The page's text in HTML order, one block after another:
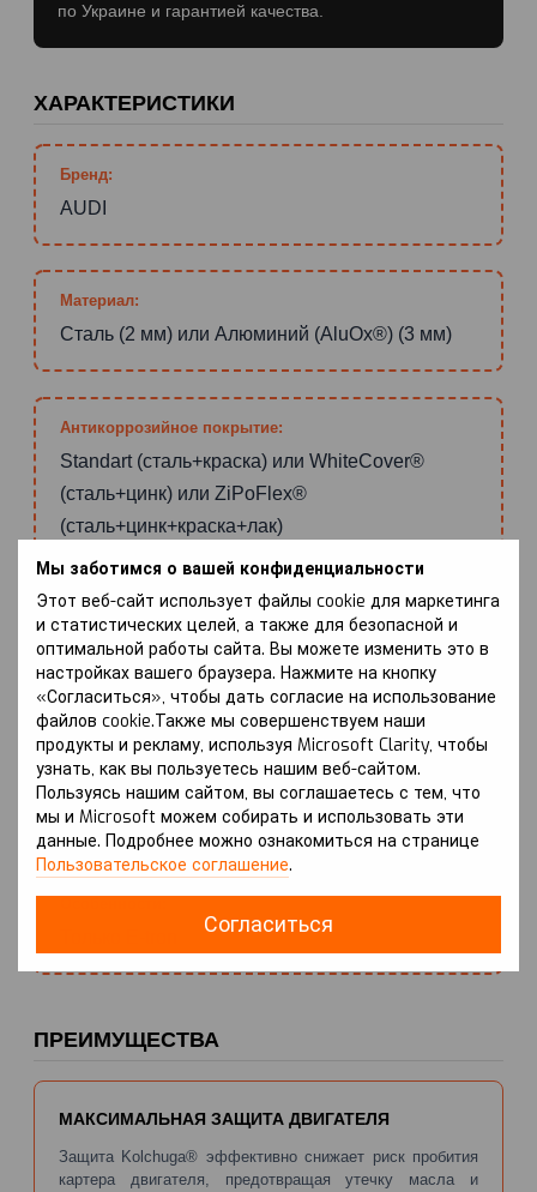
Мы заботимся о вашей конфиденциальности
Этот веб-сайт использует файлы cookie для маркетинга
и статистических целей, а также для безопасной и
оптимальной работы сайта. Вы можете изменить это в
настройках вашего браузера. Нажмите на кнопку
«Согласиться», чтобы дать согласие на использование
файлов cookie.Также мы совершенствуем наши
продукты и рекламу, используя Microsoft Clarity, чтобы
узнать, как вы пользуетесь нашим веб-сайтом.
Пользуясь нашим сайтом, вы соглашаетесь с тем, что
мы и Microsoft можем собирать и использовать эти
данные. Подробнее можно ознакомиться на странице
Пользовательское соглашение.
Согласиться
по Украине и гарантией качества.
ХАРАКТЕРИСТИКИ
Бренд:
AUDI
Материал:
Сталь (2 мм) или Алюминий (AluOx®) (3 мм)
Антикоррозийное покрытие:
Standart (сталь+краска) или WhiteCover®
(сталь+цинк) или ZiPoFlex®
(сталь+цинк+краска+лак)
Зона покрытия:
Радиатор, Двигатель, КПП или Двигатель, КПП
Тип/объём двигателя:
1.4 (бензин) или Кроме 1.0; 1.2; 1.4; 1.5
(бензин)
ПРЕИМУЩЕСТВА
МАКСИМАЛЬНАЯ ЗАЩИТА ДВИГАТЕЛЯ
Защита Kolchuga® эффективно снижает риск пробития
картера двигателя, предотвращая утечку масла и